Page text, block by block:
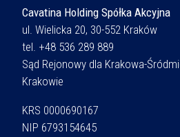
Cavatina Holding Spółka Akcyjna
ul. Wielicka 20, 30-552 Kraków
tel. +48 536 289 889
Sąd Rejonowy dla Krakowa-
Krakowie
KRS 0000690167
NIP 6793154645